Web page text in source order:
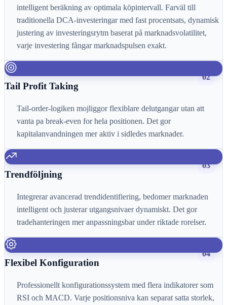
intelligent beräkning av optimala köpintervall. Farväl till
traditionella DCA-investeringar med fast procentsats, dynamisk
justering av investeringsrytm baserat på marknadsvolatilitet,
varje investering fångar marknadspulsen exakt.
02
Tail Profit Taking
Tail-order-logiken mojliggor flexiblare delutgangar utan att
vanta pa break-even for hela positionen. Det gor
kapitalanvandningen mer aktiv i sidledes marknader.
03
Trendföljning
Integrerar avancerad trendidentifiering, bedomer marknaden
intelligent och justerar utgangsnivaer dynamiskt. Det gor
tradehanteringen mer anpassningsbar under riktade rorelser.
04
Flexibel Konfiguration
Professionellt konfigurationssystem med flera indikatorer som
RSI och MACD. Varje positionsniva kan separat satta storlek,